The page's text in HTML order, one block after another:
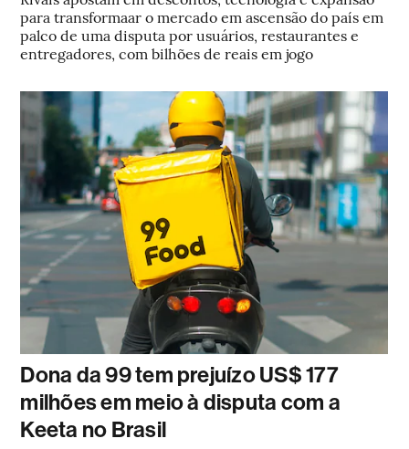
para transformaar o mercado em ascensão do país em
palco de uma disputa por usuários, restaurantes e
entregadores, com bilhões de reais em jogo
Dona da 99 tem prejuízo US$ 177
milhões em meio à disputa com a
Keeta no Brasil